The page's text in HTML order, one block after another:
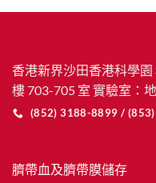
香港新界沙田香港科學
樓 703-705 室 實驗室：
(852) 3188-8899 /
臍帶血及臍帶膜儲存